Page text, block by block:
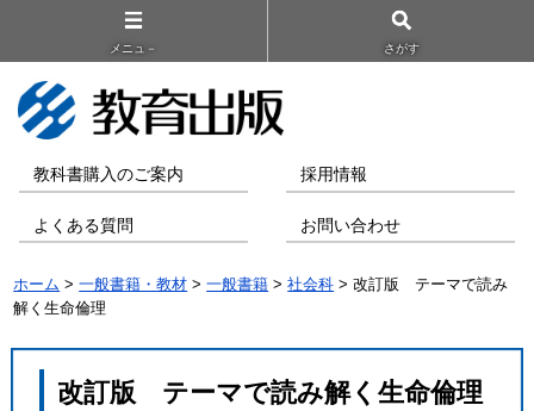
メニュ－ さがす
教科書購入のご案内 採用情報
よくある質問 お問い合わせ
ホーム >一般書籍・教材 >一般書籍 >社会科 > 改訂版 テーマで読み
解く生命倫理
改訂版 テーマで読み解く生命倫理